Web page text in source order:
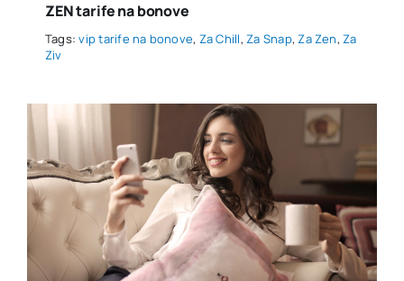
ZEN tarife na bonove
Tags:vip tarife na bonove, Za Chill,Za Snap,Za Zen,Za
Ziv